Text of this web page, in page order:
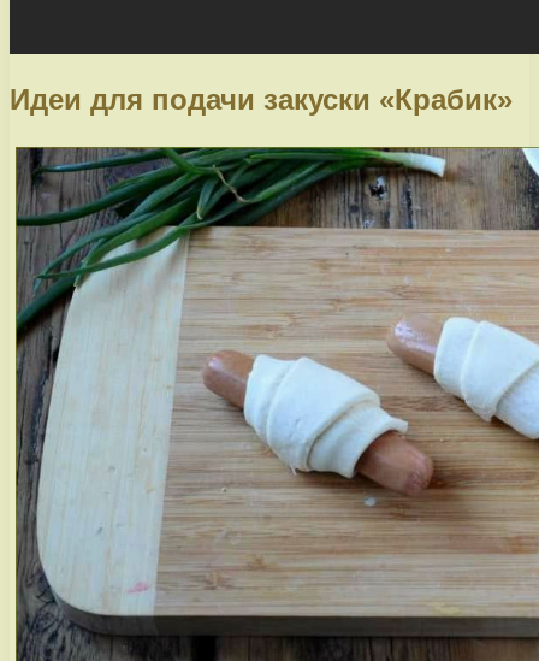
Идеи для подачи закуски «Крабик»